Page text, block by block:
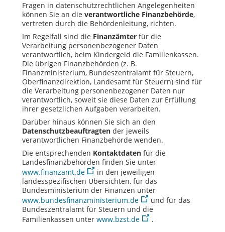
Fragen in datenschutzrechtlichen Angelegenheiten
können Sie an die verantwortliche Finanzbehörde,
vertreten durch die Behördenleitung, richten.
Im Regelfall sind die Finanzämter für die
Verarbeitung personenbezogener Daten
verantwortlich, beim Kindergeld die Familienkassen.
Die übrigen Finanzbehörden (z. B.
Finanzministerium, Bundeszentralamt für Steuern,
Oberfinanzdirektion, Landesamt für Steuern) sind für
die Verarbeitung personenbezogener Daten nur
verantwortlich, soweit sie diese Daten zur Erfüllung
ihrer gesetzlichen Aufgaben verarbeiten.
Darüber hinaus können Sie sich an den
Datenschutzbeauftragten der jeweils
verantwortlichen Finanzbehörde wenden.
Die entsprechenden Kontaktdaten für die
Landesfinanzbehörden finden Sie unter
www.finanzamt.de
in den jeweiligen
landesspezifischen Übersichten, für das
Bundesministerium der Finanzen unter
www.bundesfinanzministerium.de
und für das
Bundeszentralamt für Steuern und die
Familienkassen unter www.bzst.de .